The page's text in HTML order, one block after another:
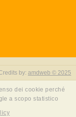
by: amdweb © 2025
dei cookie perché
a scopo statistico